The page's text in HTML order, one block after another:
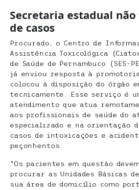
Secretaria estadual
de casos
Procurado, o Centro de
Assistência Toxicológica
de Saúde de Pernambuco (SES-
já enviou resposta à
colocou à disposição do órgão
tecnicamente. Esse serviço é
atendimento que atua
aos profissionais de saúde do
especializado e na orientação
casos de intoxicações e
peçonhentos.
“Os pacientes em questão
procurar as Unidades Básicas
sua área de domicílio como